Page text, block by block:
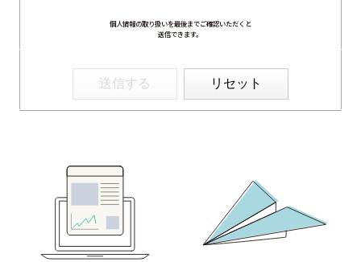
当社は、以下の場合に個人情報を取得、および利用いたします。
④ モニター試験参加者への謝礼の支払い
① WEBサイトの運営管理 (メールマガジン配信、対象者の抽出を含む)
② 各種お問合せ・ご要望への対応
③ 商談・打ち合わせ・契約の履行
④ 当社が委託された業務の遂行
⑤ お取引先への情報提供および連絡
(ウ) 従業員・役員 (過去に従業員・役員であった者を含む) 又はそれらの家族の方が当社所定の手続きに
よって提供する個人情報、および採用応募者が採用手続き又は人材データ提供サービスを通じて提供す
る個人情報 について
① 採否の検討、決定及び連絡並びに採用時の入社及び雇用手続き
個人情報の取り扱いを最後までご確認いただくと
送信できます。
リセット